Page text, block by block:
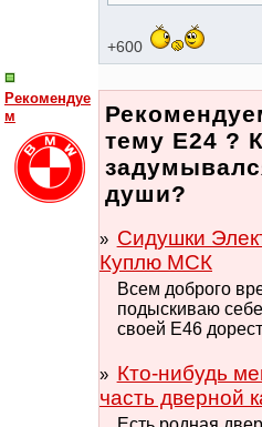
+600
Рекомендуе
м
тему Е24 ?
души?
Сидушки
Куплю МСК
Всем доброго
подыскиваю
своей Е46
Кто-нибудь
часть дверной